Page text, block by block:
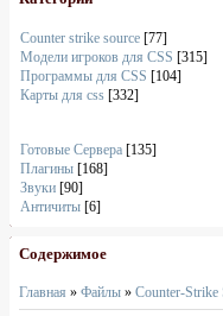
Counter strike source [77]
Модели игроков для CSS [315]
Программы для CSS [104]
Карты для css [332]
Готовые Сервера [135]
Плагины [168]
Звуки [90]
Античиты [6]
Содержимое
Главная » Файлы » Counter-Strike